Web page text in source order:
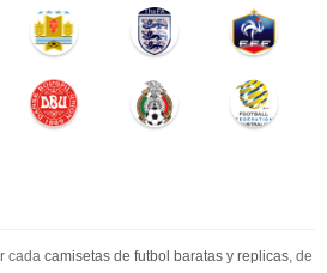
cada camisetas de futbol baratas y replicas , de